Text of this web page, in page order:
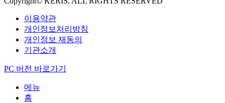
이용약관
개인정보처리방침
개인정보 재동의
기관소개
PC 버전 바로가기
메뉴
홈